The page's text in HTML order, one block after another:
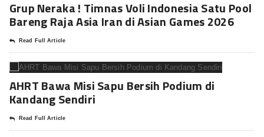
Grup Neraka ! Timnas Voli Indonesia Satu Pool
Bareng Raja Asia Iran di Asian Games 2026
Read Full Article
AHRT Bawa Misi Sapu Bersih Podium di
Kandang Sendiri
Read Full Article